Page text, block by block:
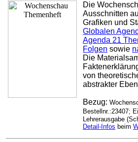
Die
Ausschnitten
Grafiken und
Globalen
Agenda 21
Folgen sowie
Die
von
abstrakter
Bezug:
Bestellnr.:23407;
Lehrerausgabe
Detail-Infos beim